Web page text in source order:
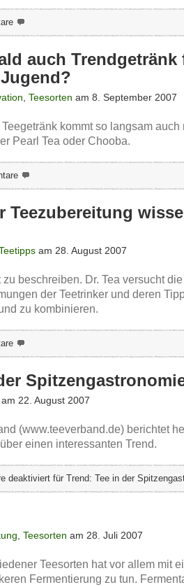
auch Trendgetränk
Teesorten am 8. September 2007
kommt so langsam auch
Pearl Tea oder Chooba.
Teezubereitung
am 28. August 2007
beschreiben. Dr. Tea versucht die
der Teetrinker und deren
zu kombinieren.
am 22. August 2007
(www.teeverband.de) berichtet
einen interessanten Trend.
deaktiviert für Trend: Tee in der
Teesorten am 28. Juli 2007
Teesorten hat vor allem mit
Fermentierung zu tun.